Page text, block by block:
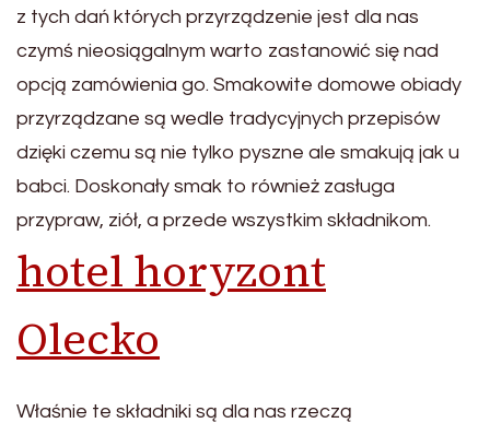
z tych dań których przyrządzenie jest dla nas
czymś nieosiągalnym warto zastanowić się nad
opcją zamówienia go. Smakowite domowe obiady
przyrządzane są wedle tradycyjnych przepisów
dzięki czemu są nie tylko pyszne ale smakują jak u
babci. Doskonały smak to również zasługa
przypraw, ziół, a przede wszystkim składnikom.
hotel horyzont
Olecko
Właśnie te składniki są dla nas rzeczą